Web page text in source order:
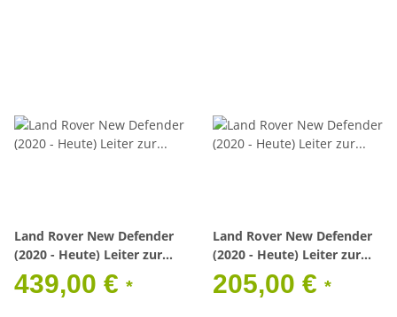
Land Rover New Defender
(2020 - Heute) Leiter zur
seitlichen Montage
439,00 € *
Land Rover New Defender
(2020 - Heute) Leiter zur
seitlichen Montage
205,00 € *